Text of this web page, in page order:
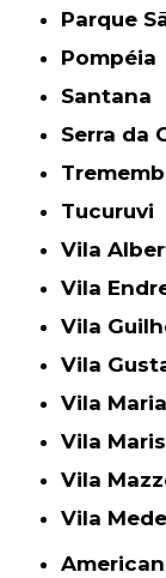
Parque
Pompéia
Santana
Serra da
Tucuruvi
Vila
Vila
Vila
Vila
Vila Maria
Vila
Vila
Vila